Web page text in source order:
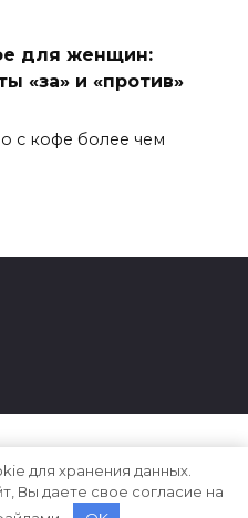
для женщин:
«за» и «против»
с кофе более чем
для хранения данных.
Вы даете свое согласие на